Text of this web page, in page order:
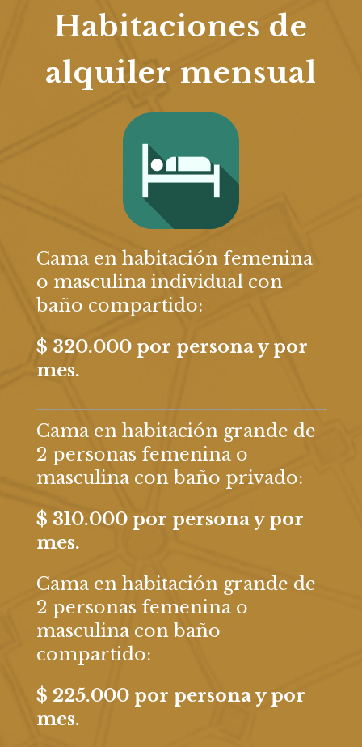
Habitaciones de
alquiler mensual
Cama en habitación femenina
o masculina individual con
baño compartido:
$ 320.000 por persona y por
mes.
Cama en habitación grande de
2 personas femenina o
masculina con baño privado:
$ 310.000 por persona y por
mes.
Cama en habitación grande de
2 personas femenina o
masculina con baño
compartido:
$ 225.000 por persona y por
mes.